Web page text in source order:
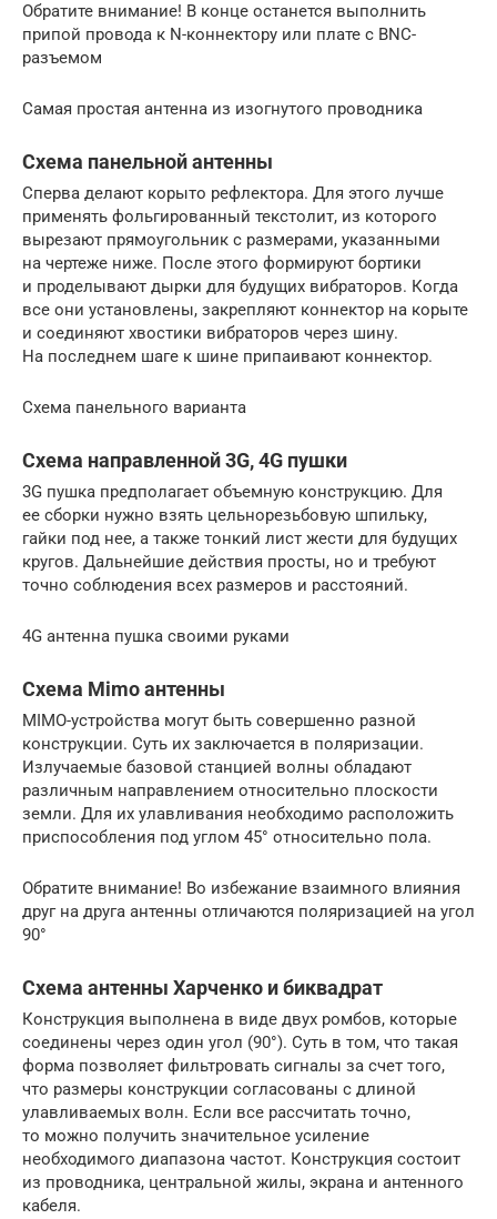
Обратите внимание! В конце останется выполнить
припой провода к N-коннектору или плате с BNC-
разъемом
Самая простая антенна из изогнутого проводника
Схема панельной антенны
Сперва делают корыто рефлектора. Для этого лучше
применять фольгированный текстолит, из которого
вырезают прямоугольник с размерами, указанными
на чертеже ниже. После этого формируют бортики
и проделывают дырки для будущих вибраторов. Когда
все они установлены, закрепляют коннектор на корыте
и соединяют хвостики вибраторов через шину.
На последнем шаге к шине припаивают коннектор.
Схема панельного варианта
Схема направленной 3G, 4G пушки
3G пушка предполагает объемную конструкцию. Для
ее сборки нужно взять цельнорезьбовую шпильку,
гайки под нее, а также тонкий лист жести для будущих
кругов. Дальнейшие действия просты, но и требуют
точно соблюдения всех размеров и расстояний.
4G антенна пушка своими руками
Схема Mimo антенны
MIMO-устройства могут быть совершенно разной
конструкции. Суть их заключается в поляризации.
Излучаемые базовой станцией волны обладают
различным направлением относительно плоскости
земли. Для их улавливания необходимо расположить
приспособления под углом 45° относительно пола.
Обратите внимание! Во избежание взаимного влияния
друг на друга антенны отличаются поляризацией на угол
90°
Схема антенны Харченко и биквадрат
Конструкция выполнена в виде двух ромбов, которые
соединены через один угол (90°). Суть в том, что такая
форма позволяет фильтровать сигналы за счет того,
что размеры конструкции согласованы с длиной
улавливаемых волн. Если все рассчитать точно,
то можно получить значительное усиление
необходимого диапазона частот. Конструкция состоит
из проводника, центральной жилы, экрана и антенного
кабеля.